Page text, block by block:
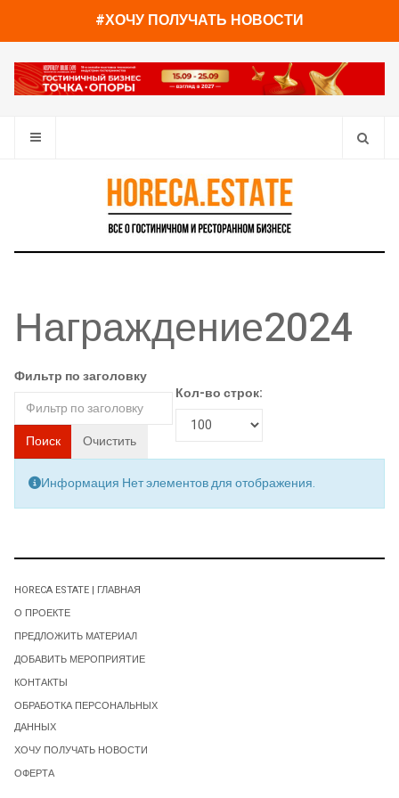
#ХОЧУ ПОЛУЧАТЬ НОВОСТИ
Награждение2024
Фильтр по заголовку
Поиск Очистить
Кол-во строк:
Информация Нет элементов для отображения.
HORECA ESTATE | ГЛАВНАЯ
О ПРОЕКТЕ
ПРЕДЛОЖИТЬ МАТЕРИАЛ
ДОБАВИТЬ МЕРОПРИЯТИЕ
КОНТАКТЫ
ОБРАБОТКА ПЕРСОНАЛЬНЫХ
ДАННЫХ
ХОЧУ ПОЛУЧАТЬ НОВОСТИ
ОФЕРТА